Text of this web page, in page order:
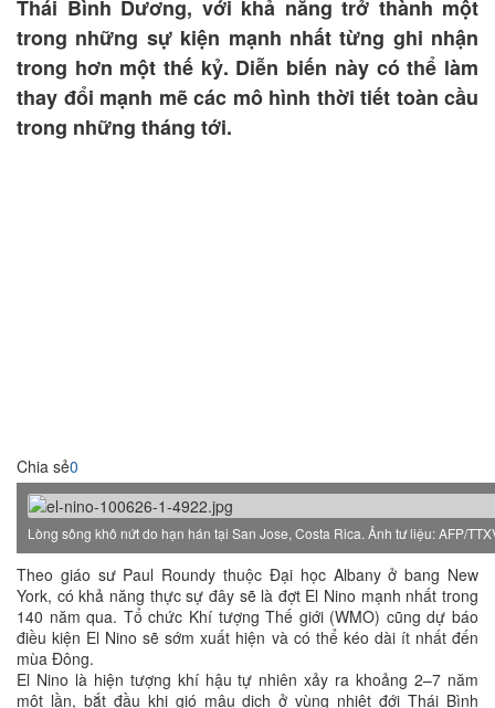
Thái Bình Dương, với khả năng trở thành một
trong những sự kiện mạnh nhất từng ghi nhận
trong hơn một thế kỷ. Diễn biến này có thể làm
thay đổi mạnh mẽ các mô hình thời tiết toàn cầu
trong những tháng tới.
Chia sẻ0
Lòng sông khô nứt do hạn hán tại San Jose, Costa Rica. Ảnh tư liệu: AFP/
Theo giáo sư Paul Roundy thuộc Đại học Albany ở bang New
York, có khả năng thực sự đây sẽ là đợt El Nino mạnh nhất trong
140 năm qua. Tổ chức Khí tượng Thế giới (WMO) cũng dự báo
điều kiện El Nino sẽ sớm xuất hiện và có thể kéo dài ít nhất đến
mùa Đông.
El Nino là hiện tượng khí hậu tự nhiên xảy ra khoảng 2–7 năm
một lần, bắt đầu khi gió mậu dịch ở vùng nhiệt đới Thái Bình